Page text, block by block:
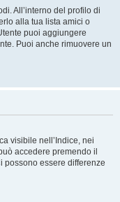
All’interno del profilo di
alla tua lista amici o
puoi aggiungere
Puoi anche rimuovere un
visibile nell’Indice, nei
accedere premendo il
possono essere differenze